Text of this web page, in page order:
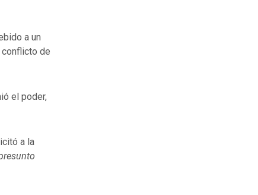
a un
de
el poder,
a la